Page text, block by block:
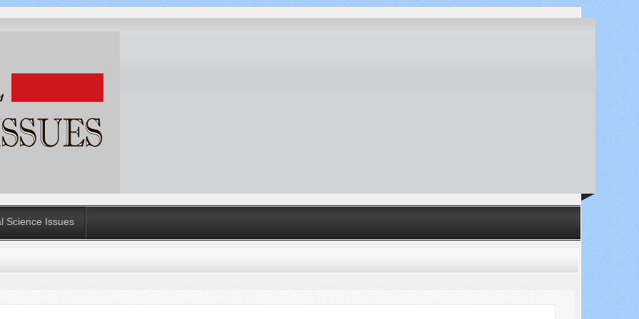
Science Issues